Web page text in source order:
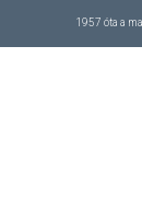
1957 óta a